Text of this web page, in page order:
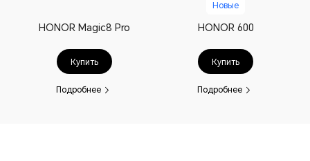
HONOR Magic8 Pro
Купить
Подробнее
Новые
HONOR 600
Купить
Подробнее